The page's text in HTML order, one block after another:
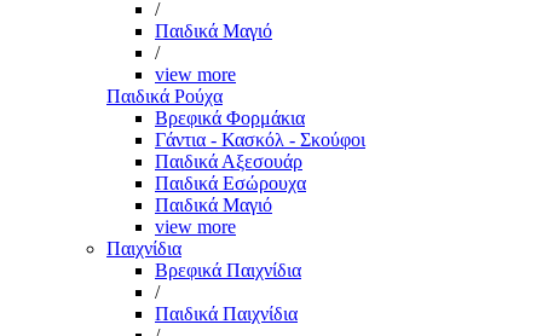
/
Παιδικά Μαγιό
/
view more
Παιδικά Ρούχα
Βρεφικά Φορμάκια
Γάντια - Κασκόλ - Σκούφοι
Παιδικά Αξεσουάρ
Παιδικά Εσώρουχα
Παιδικά Μαγιό
view more
Παιχνίδια
Βρεφικά Παιχνίδια
/
Παιδικά Παιχνίδια